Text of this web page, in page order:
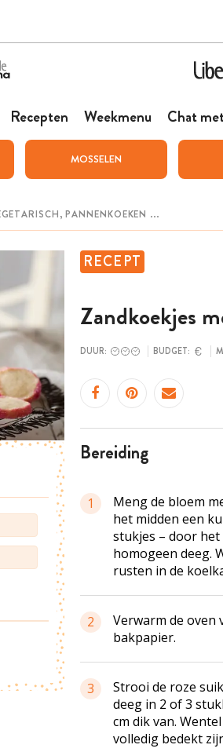
Recepten Weekmenu Chat
MOSSELEN
RECEPT
Zandkoekjes
DUUR: BUDGET:
bereiding
1
Meng de bloem
het midden een
stukjes – door het
homogeen deeg.
rusten in de
2
Verwarm de oven
bakpapier.
3
Strooi de roze
deeg in 2 of 3
cm dik van.
volledig bedekt